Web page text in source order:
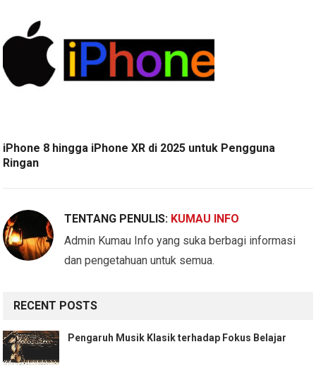
iPhone 8 hingga iPhone XR di 2025 untuk Pengguna
Ringan
TENTANG PENULIS: KUMAU INFO
Admin Kumau Info yang suka berbagi informasi
dan pengetahuan untuk semua.
RECENT POSTS
Pengaruh Musik Klasik terhadap Fokus Belajar